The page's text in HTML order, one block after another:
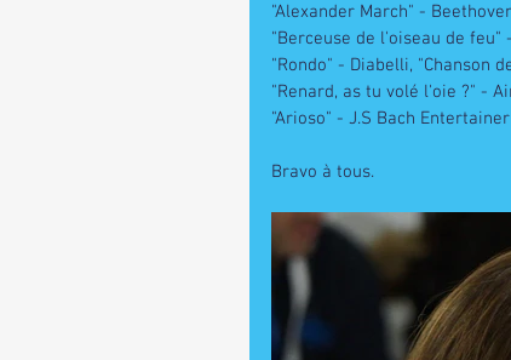
"Alexander March" -
"Berceuse de l'oiseau de feu"
"Rondo" - Diabelli, "Chanson
"Renard, as tu volé l'oie ?" -
"Arioso" - J.S Bach
Bravo à tous.